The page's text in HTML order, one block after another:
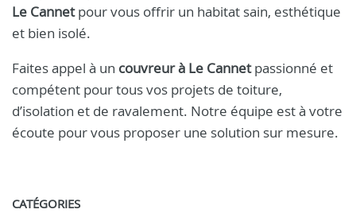
Le Cannetpour vous offrir un habitat sain, esthétique
et bien isolé.
Faites appel à un couvreur à Le Cannetpassionné et
compétent pour tous vos projets de toiture,
d’isolation et de ravalement. Notre équipe est à votre
écoute pour vous proposer une solution sur mesure.
CATÉGORIES